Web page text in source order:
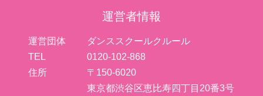
運営者情報
運営団体
ダンススクールクルール
TEL
0120-102-868
住所
〒150-6020
東京都渋谷区恵比寿四丁目20番3号